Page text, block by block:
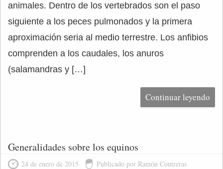
animales. Dentro de los vertebrados son el paso
siguiente a los peces pulmonados y la primera
aproximación seria al medio terrestre. Los anfibios
comprenden a los caudales, los anuros
(salamandras y […]
Continuar leyendo
Generalidades sobre los equinos
24 de enero de 2015 Publicado por Ramón Contreras